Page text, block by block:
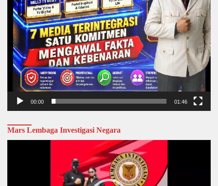
00:00 01:46
Mars Lembaga Investigasi Negara